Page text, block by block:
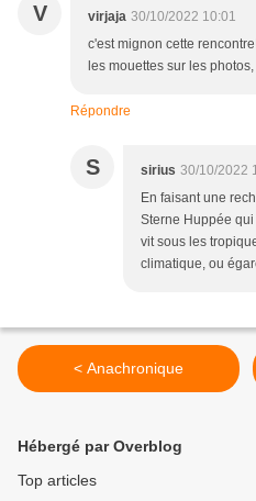
V virjaja 30/10/2022 10:01
c'est mignon cette
les mouettes sur les
Répondre
S sirius 30/10/2022
En faisant une
Sterne Huppée
vit sous les
climatique, ou
< Anachronique
Hébergé par Overblog
Top articles